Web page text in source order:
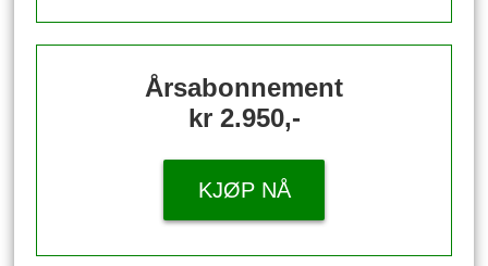
Årsabonnement
kr 2.950,-
KJØP NÅ